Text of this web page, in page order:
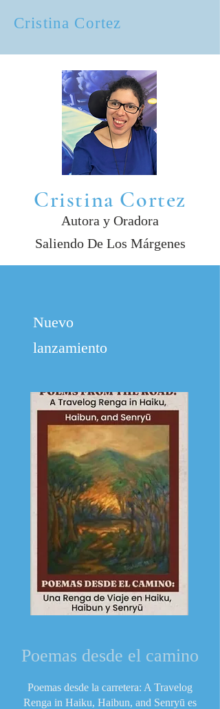
Cristina Cortez
Cristina Cortez
Autora y Oradora
Saliendo De Los Márgenes
Nuevo
lanzamiento
Poemas desde el camino
Poemas desde la carretera: A Travelog
Renga in Haiku, Haibun, and Senryū es